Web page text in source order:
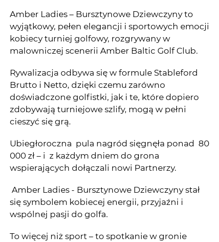
Amber Ladies – Bursztynowe Dziewczyny to
wyjątkowy, pełen elegancji i sportowych emocji
kobiecy turniej golfowy, rozgrywany w
malowniczej scenerii Amber Baltic Golf Club.
Rywalizacja odbywa się w formule Stableford
Brutto i Netto, dzięki czemu zarówno
doświadczone golfistki, jak i te, które dopiero
zdobywają turniejowe szlify, mogą w pełni
cieszyć się grą.
Ubiegłoroczna pula nagród sięgnęła ponad 80
000 zł – i z każdym dniem do grona
wspierających dołączali nowi Partnerzy.
Amber Ladies - Bursztynowe Dziewczyny stał
się symbolem kobiecej energii, przyjaźni i
wspólnej pasji do golfa.
To więcej niż sport – to spotkanie w gronie